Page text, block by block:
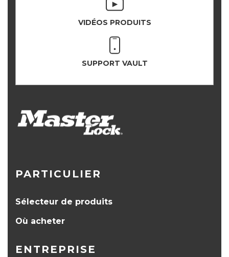
VIDÉOS PRODUITS
SUPPORT VAULT
PARTICULIER
Sélecteur de produits
Où acheter
ENTREPRISE